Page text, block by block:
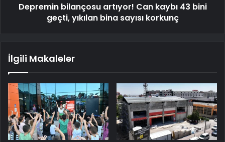
Depremin bilançosu artıyor! Can kaybı 43 bini
geçti, yıkılan bina sayısı korkunç
İlgili Makaleler